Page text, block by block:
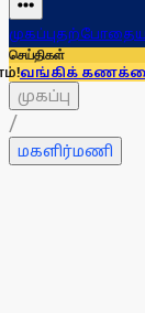
முகப்புதற்போதைய
செய்திகள்
முகப்பு
/
மகளிர்மணி